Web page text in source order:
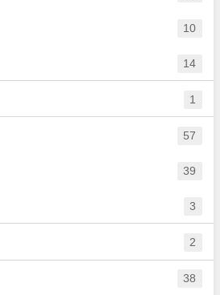
10
14
1
57
39
3
2
38